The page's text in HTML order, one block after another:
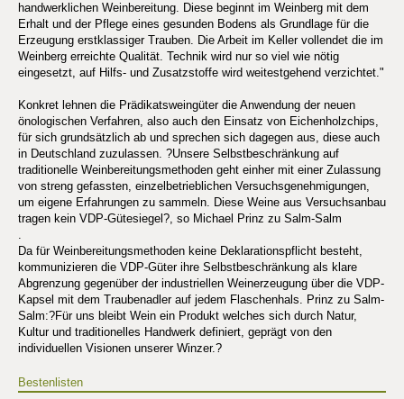
handwerklichen Weinbereitung. Diese beginnt im Weinberg mit dem
Erhalt und der Pflege eines gesunden Bodens als Grundlage für die
Erzeugung erstklassiger Trauben. Die Arbeit im Keller vollendet die im
Weinberg erreichte Qualität. Technik wird nur so viel wie nötig
eingesetzt, auf Hilfs- und Zusatzstoffe wird weitestgehend verzichtet."
Konkret lehnen die Prädikatsweingüter die Anwendung der neuen
önologischen Verfahren, also auch den Einsatz von Eichenholzchips,
für sich grundsätzlich ab und sprechen sich dagegen aus, diese auch
in Deutschland zuzulassen. ?Unsere Selbstbeschränkung auf
traditionelle Weinbereitungsmethoden geht einher mit einer Zulassung
von streng gefassten, einzelbetrieblichen Versuchsgenehmigungen,
um eigene Erfahrungen zu sammeln. Diese Weine aus Versuchsanbau
tragen kein VDP-Gütesiegel?, so Michael Prinz zu Salm-Salm
.
Da für Weinbereitungsmethoden keine Deklarationspflicht besteht,
kommunizieren die VDP-Güter ihre Selbstbeschränkung als klare
Abgrenzung gegenüber der industriellen Weinerzeugung über die VDP-
Kapsel mit dem Traubenadler auf jedem Flaschenhals. Prinz zu Salm-
Salm:?Für uns bleibt Wein ein Produkt welches sich durch Natur,
Kultur und traditionelles Handwerk definiert, geprägt von den
individuellen Visionen unserer Winzer.?
Bestenlisten